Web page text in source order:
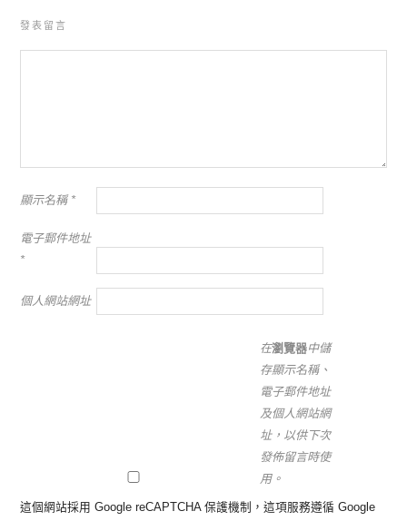
發表留言
顯示名稱 *
電子郵件地址
*
個人網站網址
在瀏覽器中儲
存顯示名稱、
電子郵件地址
及個人網站網
址，以供下次
發佈留言時使
用。
這個網站採用 Google reCAPTCHA 保護機制，這項服務遵循 Google